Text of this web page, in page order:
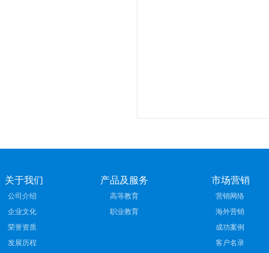
关于我们
公司介绍
企业文化
荣誉资质
发展历程
产品及服务
高等教育
职业教育
市场营销
营销网络
海外营销
成功案例
客户名录